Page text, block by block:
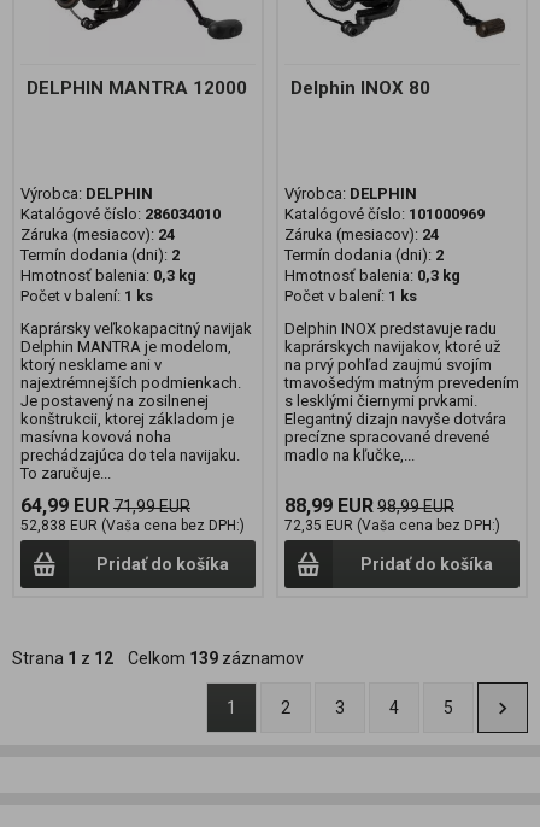
DELPHIN MANTRA 12000
Výrobca: DELPHIN
Katalógové číslo: 286034010
Záruka (mesiacov): 24
Termín dodania (dni): 2
Hmotnosť balenia: 0,3 kg
Počet v balení: 1 ks
Kaprársky veľkokapacitný navijak
Delphin MANTRA je modelom,
ktorý nesklame ani v
najextrémnejších podmienkach.
Je postavený na zosilnenej
konštrukcii, ktorej základom je
masívna kovová noha
prechádzajúca do tela navijaku.
To zaručuje...
64,99 EUR71,99 EUR
52,838 EUR (Vaša cena bez DPH:)
Pridať do košíka
Delphin INOX 80
Výrobca: DELPHIN
Katalógové číslo: 101000969
Záruka (mesiacov): 24
Termín dodania (dni): 2
Hmotnosť balenia: 0,3 kg
Počet v balení: 1 ks
Delphin INOX predstavuje radu
kaprárskych navijakov, ktoré už
na prvý pohľad zaujmú svojím
tmavošedým matným prevedením
s lesklými čiernymi prvkami.
Elegantný dizajn navyše dotvára
precízne spracované drevené
madlo na kľučke,...
88,99 EUR98,99 EUR
72,35 EUR (Vaša cena bez DPH:)
Pridať do košíka
Strana 1 z 12 Celkom 139 záznamov
1 2 3 4 5